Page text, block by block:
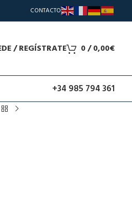
CONTACTO
/ REGÍSTRATE 0/0,00€
+34 985 794 361